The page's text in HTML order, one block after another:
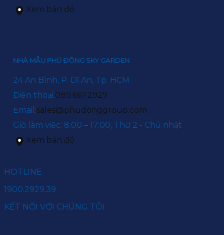
Xem bản đồ
NHÀ MẪU PHÚ ĐÔNG SKY GARDEN
24 An Bình, P. Dĩ An, Tp. HCM
Điện thoại:089.667.2929
Email:sales@phudonggroup.com
Giờ làm việc: 8:00 – 17:00, Thứ 2 - Chủ nhật
Xem bản đồ
HOTLINE
1900.2929.39
KẾT NỐI VỚI CHÚNG TÔI